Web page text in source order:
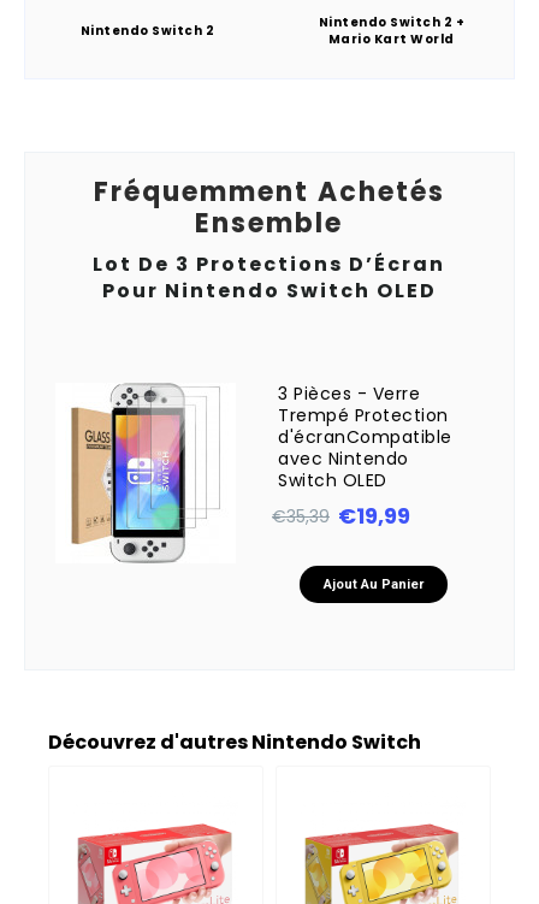
Fréquemment Achetés
Ensemble
Lot De 3 Protections D’Écran
Pour Nintendo Switch OLED
3 Pièces - Verre
Trempé Protection
d'écranCompatible
avec Nintendo
Switch OLED
€19,99
€35,39
Ajout Au Panier
Découvrez d'autres Nintendo Switch
Nintendo Switch 2
Nintendo Switch 2 +
Mario Kart World